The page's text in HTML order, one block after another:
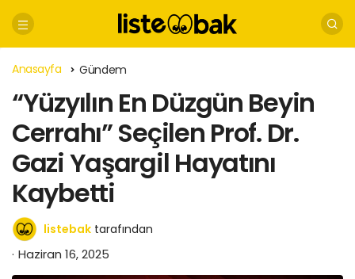
Anasayfa Gündem
“Yüzyılın En Düzgün Beyin
Cerrahı” Seçilen Prof. Dr.
Gazi Yaşargil Hayatını
Kaybetti
listebak tarafından
Haziran 16, 2025